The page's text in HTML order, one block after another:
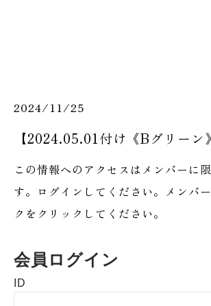
2024/11/25
【2024.05.01付け《Bグリーン
この情報へのアクセスはメンバーに
す。ログインしてください。メンバ
クをクリックしてください。
会員ログイン
ID